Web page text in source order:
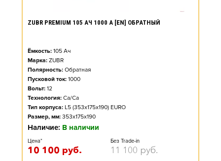
ZUBR PREMIUM 105 АЧ 1000 А [EN] ОБРАТНЫЙ
Ёмкость: 105 Ач
Марка: ZUBR
Полярность: Обратная
Пусковой ток: 1000
Вольт: 12
Технология: Ca/Ca
Тип корпуса: L5 (353x175x190) EURO
Размер, мм: 353x175x190
Наличие: В наличии
Цена*
10 100 руб.
Без Trade-in
11 100 руб.